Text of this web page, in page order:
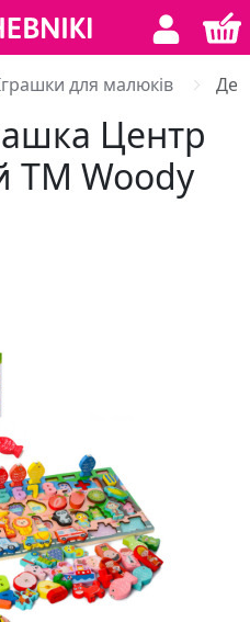
для малюків
Центр
ТМ Woody